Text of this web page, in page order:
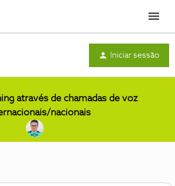
Menu
Iniciar sessão
através de chamadas de voz
nacionais